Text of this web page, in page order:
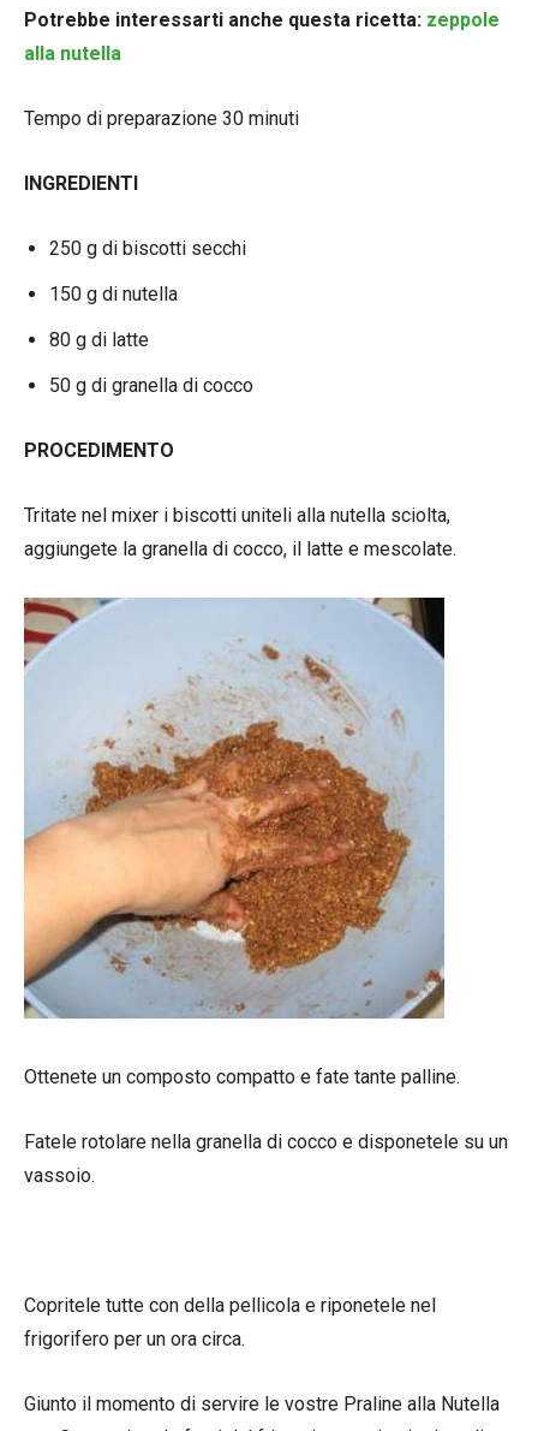
Potrebbe interessarti anche questa ricetta: zeppole
alla nutella
Tempo di preparazione 30 minuti
INGREDIENTI
250 g di biscotti secchi
150 g di nutella
80 g di latte
50 g di granella di cocco
PROCEDIMENTO
Tritate nel mixer i biscotti uniteli alla nutella sciolta,
aggiungete la granella di cocco, il latte e mescolate.
Ottenete un composto compatto e fate tante palline.
Fatele rotolare nella granella di cocco e disponetele su un
vassoio.
Copritele tutte con della pellicola e riponetele nel
frigorifero per un ora circa.
Giunto il momento di servire le vostre Praline alla Nutella